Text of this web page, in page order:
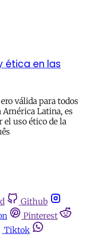
ética en las
válida para todos
América Latina, es
uso ético de la
Github
Pinterest
Tiktok